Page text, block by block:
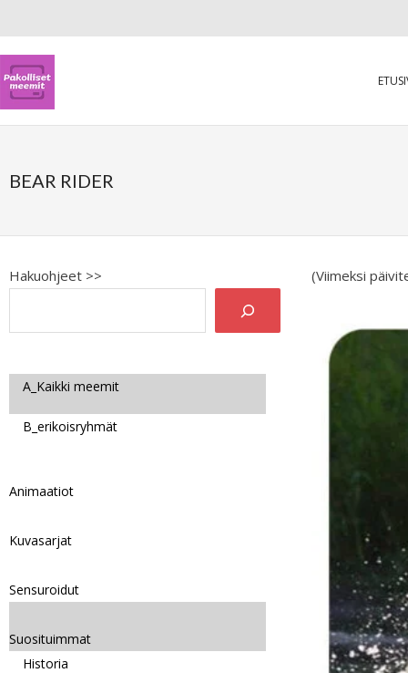
BEAR RIDER
(Viimeksi
Hakuohjeet >>
A_Kaikki meemit
B_erikoisryhmät
Animaatiot
Kuvasarjat
Sensuroidut
Suosituimmat
Historia